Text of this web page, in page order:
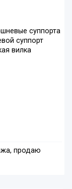
суппорта
суппорт
вилка
продаю